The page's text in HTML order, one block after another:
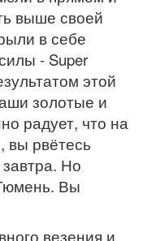
выше своей
в себе
- Super
этой
золотые и
радует, что на
вы рвётесь
Но
Вы
везения и